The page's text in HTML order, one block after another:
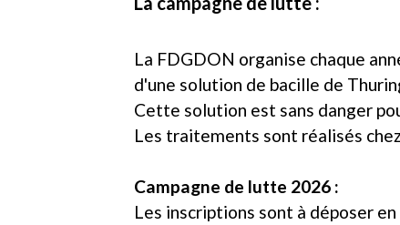
La FDGDON organise chaque
d'une solution de bacille de
Cette solution est sans danger
Les traitements sont réalisés
Campagne de lutte 2026 :
Les inscriptions sont à déposer